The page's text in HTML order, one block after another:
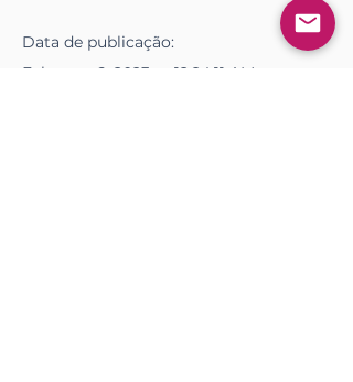
Data de publicação:
February 6, 2023 at 12:24:11 AM